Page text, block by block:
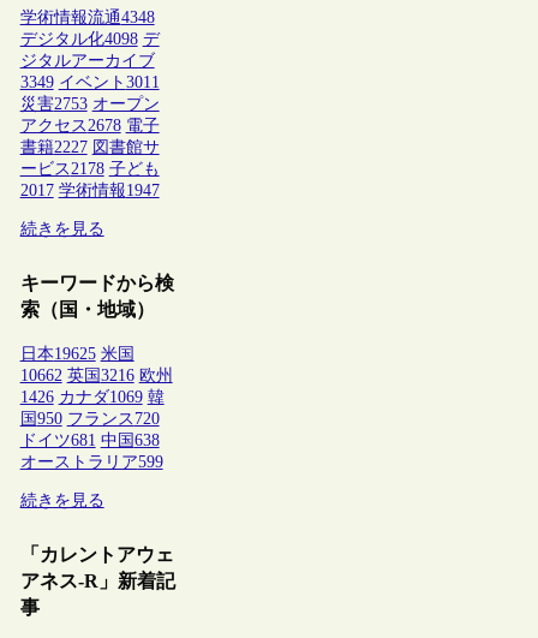
学術情報流通4348
デジタル化4098 デ
ジタルアーカイブ
3349 イベント 3011
災害2753 オープン
アクセス2678 電子
書籍2227 図書館サ
ービス2178 子ども
2017 学術情報1947
続きを見る
キーワードから検
索（国・地域）
日本19625 米国
10662 英国3216 欧州
1426 カナダ1069 韓
国950 フランス 720
ドイツ681 中国638
オーストラリア599
続きを見る
「カレントアウェ
アネス-R」新着記
事